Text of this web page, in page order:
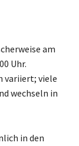
am
Uhr.
variiert; viele
wechseln in
in den